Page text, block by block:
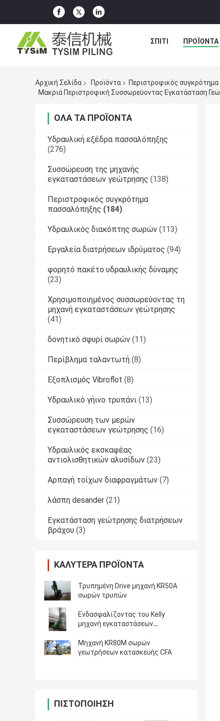
ΣΠΊΤΙ ΠΡΟΪΌΝΤΑ
Αρχική Σελίδα Προϊόντα Περιστροφικός
ΌΛΑ ΤΑ ΠΡΟΪΌΝΤΑ
Υδραυλική εξέδρα πασσαλόπηξης
(276)
Συσσώρευση της μηχανής
εγκαταστάσεων γεώτρησης (138)
Περιστροφικός συγκρότημα
πασσαλόπηξης (184)
Υδραυλικός διακόπτης σωρών (113)
Εργαλεία διατρήσεων ιδρύματος (94)
φορητό πακέτο υδραυλικής δύναμης
(23)
Χρησιμοποιημένος συσσωρεύοντας τη
μηχανή εγκαταστάσεων γεώτρησης
(41)
δονητικό σφυρί σωρών (11)
Περίβλημα ταλαντωτή (8)
Εξοπλισμός Vibroflot (8)
Υδραυλικό γήινο τρυπάνι (13)
Συσσώρευση των μερών
εγκαταστάσεων γεώτρησης (16)
Υδραυλικός εκσκαφέας
αντιολισθητικών αλυσίδων (23)
Αρπαγή τοίχων διαφραγμάτων (7)
λάσπη desander (21)
Εγκατάσταση γεώτρησης διατρήσεων
βράχου (3)
ΚΑΛΎΤΕΡΑ ΠΡΟΪΌΝΤΑ
Τρυπημένη Drive μηχανή KR50A
σωρών τρυπών
Ενδασφαλίζοντας του Kelly
μηχανή εγκαταστάσεων
περιστροφική συσσωρεύοντας
Μηχανή KR80M σωρών
γεωτρήσεων κατασκευής CFA
ΠΙΣΤΟΠΟΊΗΣΗ